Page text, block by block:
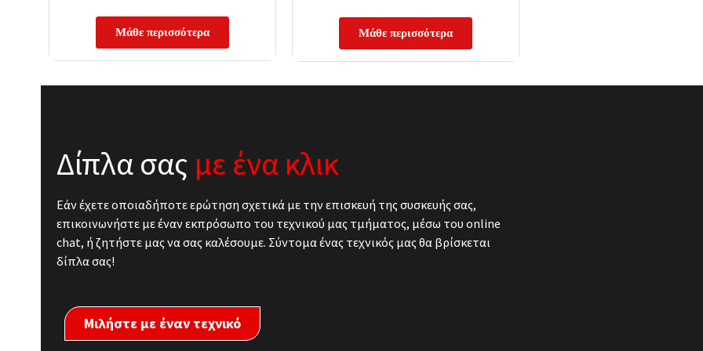
Μάθε περισσότερα Μάθε περισσότερα
Δίπλα σας με ένα κλικ
Εάν έχετε οποιαδήποτε ερώτηση σχετικά με την επισκευή της συσκευής σας,
επικοινωνήστε με έναν εκπρόσωπο του τεχνικού μας τμήματος, μέσω του online
chat, ή ζητήστε μας να σας καλέσουμε. Σύντομα ένας τεχνικός μας θα βρίσκεται
δίπλα σας!
Μιλήστε με έναν τεχνικό